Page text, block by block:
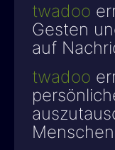
twadoo
Gesten
auf
twadoo